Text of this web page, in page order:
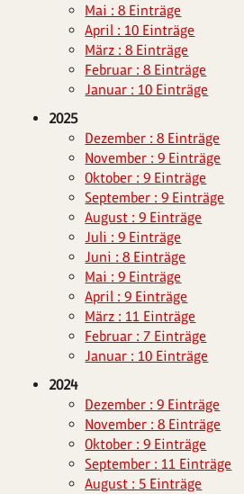
Mai : 8 Einträge
April : 10 Einträge
März : 8 Einträge
Februar : 8 Einträge
Januar : 10 Einträge
2025
Dezember : 8 Einträge
November : 9 Einträge
Oktober : 9 Einträge
September : 9 Einträge
August : 9 Einträge
Juli : 9 Einträge
Juni : 8 Einträge
Mai : 9 Einträge
April : 9 Einträge
März : 11 Einträge
Februar : 7 Einträge
Januar : 10 Einträge
2024
Dezember : 9 Einträge
November : 8 Einträge
Oktober : 9 Einträge
September : 11 Einträge
August : 5 Einträge